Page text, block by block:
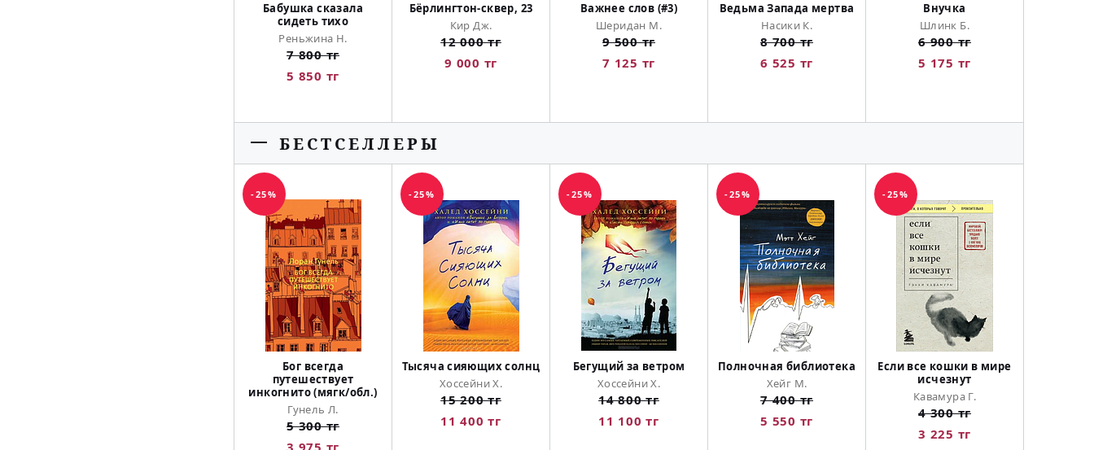
Бабушка сказала
сидеть тихо
Реньжина Н.
7 800 тг
5 850 тг
Бёрлингтон-сквер, 23
Кир Дж.
12 000 тг
9 000 тг
Важнее слов (#3)
Шеридан М.
9 500 тг
7 125 тг
Ведьма Запада мертва
Насики К.
8 700 тг
6 525 тг
Внучка
Шлинк Б.
6 900 тг
5 175 тг
БЕСТСЕЛЛЕРЫ
-25%
Бог всегда
путешествует
инкогнито (мягк/обл.)
Гунель Л.
5 300 тг
-25%
Тысяча сияющих солнц
Хоссейни Х.
15 200 тг
11 400 тг
-25%
Бегущий за ветром
Хоссейни Х.
14 800 тг
11 100 тг
-25%
Полночная библиотека
Хейг М.
7 400 тг
5 550 тг
-25%
Если все кошки в мире
исчезнут
Кавамура Г.
4 300 тг
3 225 тг